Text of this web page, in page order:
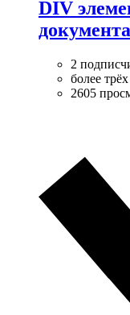
DIV
2
более
2605